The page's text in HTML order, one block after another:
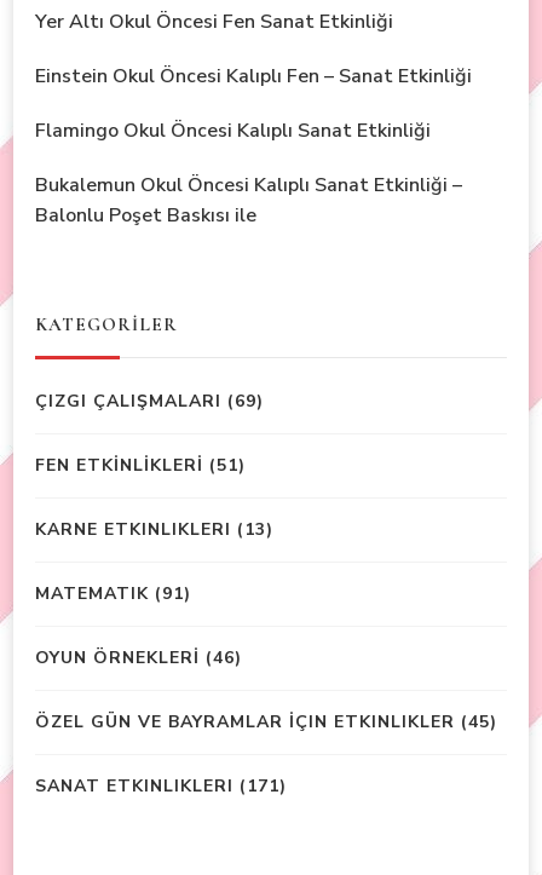
Yer Altı Okul Öncesi Fen Sanat Etkinliği
Einstein Okul Öncesi Kalıplı Fen – Sanat Etkinliği
Flamingo Okul Öncesi Kalıplı Sanat Etkinliği
Bukalemun Okul Öncesi Kalıplı Sanat Etkinliği –
Balonlu Poşet Baskısı ile
KATEGORİLER
ÇIZGI ÇALIŞMALARI (69)
FEN ETKİNLİKLERİ (51)
KARNE ETKINLIKLERI (13)
MATEMATIK (91)
OYUN ÖRNEKLERİ (46)
ÖZEL GÜN VE BAYRAMLAR İÇIN ETKINLIKLER (45)
SANAT ETKINLIKLERI (171)